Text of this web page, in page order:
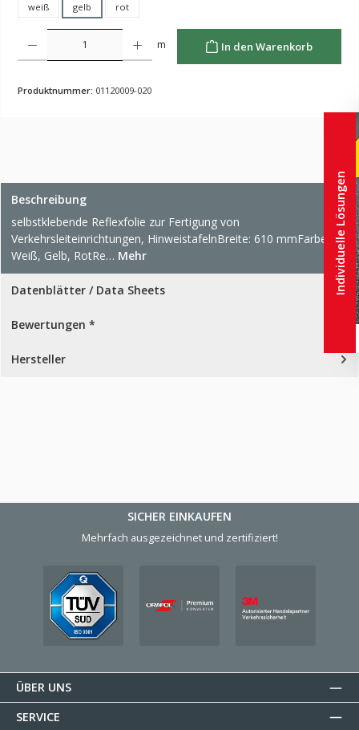
weiß gelb rot
Produkt Anzahl: Gib den gewünschten Wert ein oder benutze die Schaltflächen um die Anzahl
m In den Warenkorb
Produktnummer: 01120009-020
Beschreibung
selbstklebende Reflexfolie zur Fertigung von
Verkehrsleiteinrichtungen, HinweistafelnBreite: 610 mmFarben:
Weiß, Gelb, RotRe… Mehr
Datenblätter / Data Sheets
Bewertungen *
Hersteller
SICHER EINKAUFEN
Mehrfach ausgezeichnet und zertifiziert!
ÜBER UNS
SERVICE
Individuelle Lösungen